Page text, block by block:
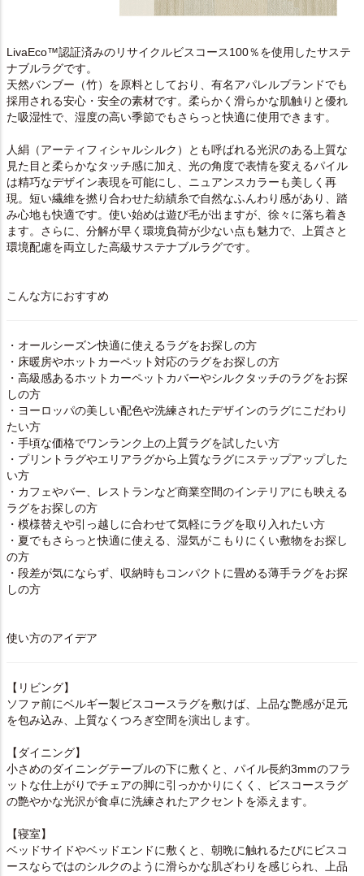
LivaEco™認証済みのリサイクルビスコース100％を使用したサステ
ナブルラグです。
天然バンブー（竹）を原料としており、有名アパレルブランドでも
採用される安心・安全の素材です。柔らかく滑らかな肌触りと優れ
た吸湿性で、湿度の高い季節でもさらっと快適に使用できます。
人絹（アーティフィシャルシルク）とも呼ばれる光沢のある上質な
見た目と柔らかなタッチ感に加え、光の角度で表情を変えるパイル
は精巧なデザイン表現を可能にし、ニュアンスカラーも美しく再
現。短い繊維を撚り合わせた紡績糸で自然なふんわり感があり、踏
み心地も快適です。使い始めは遊び毛が出ますが、徐々に落ち着き
ます。さらに、分解が早く環境負荷が少ない点も魅力で、上質さと
環境配慮を両立した高級サステナブルラグです。
こんな方におすすめ
・オールシーズン快適に使えるラグをお探しの方
・床暖房やホットカーペット対応のラグをお探しの方
・高級感あるホットカーペットカバーやシルクタッチのラグをお探
しの方
・ヨーロッパの美しい配色や洗練されたデザインのラグにこだわり
たい方
・手頃な価格でワンランク上の上質ラグを試したい方
・プリントラグやエリアラグから上質なラグにステップアップした
い方
・カフェやバー、レストランなど商業空間のインテリアにも映える
ラグをお探しの方
・模様替えや引っ越しに合わせて気軽にラグを取り入れたい方
・夏でもさらっと快適に使える、湿気がこもりにくい敷物をお探し
の方
・段差が気にならず、収納時もコンパクトに畳める薄手ラグをお探
しの方
使い方のアイデア
【リビング】
ソファ前にベルギー製ビスコースラグを敷けば、上品な艶感が足元
を包み込み、上質なくつろぎ空間を演出します。
【ダイニング】
小さめのダイニングテーブルの下に敷くと、パイル長約3mmのフラ
ットな仕上がりでチェアの脚に引っかかりにくく、ビスコースラグ
の艶やかな光沢が食卓に洗練されたアクセントを添えます。
【寝室】
ベッドサイドやベッドエンドに敷くと、朝晩に触れるたびにビスコ
ースならではのシルクのように滑らかな肌ざわりを感じられ、上品